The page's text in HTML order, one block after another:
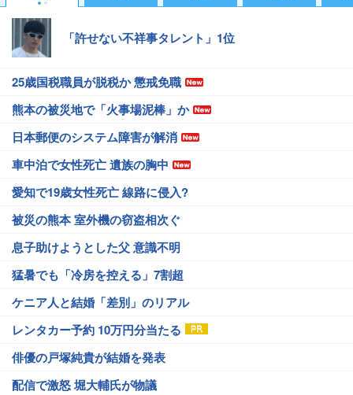
#国民健康保険
#パン
「許せない不祥事タレント」1位
25歳国税職員が脱税か 懲戒免職
熊本の被災地で「火事場泥棒」か
日本郵便のシステム障害が解消
車中泊で女性死亡 遺族の胸中
愛知で19歳女性死亡 線路に侵入?
被災の熊本 室外機の窃盗相次ぐ
息子助けようとした父 意識不明
猛暑でも「冷房を控える」7割超
ケニア人と結婚「差別」のリアル
レンタカー予約 10万円分当たる
俳優の戸塚純貴が結婚を発表
配信で激怒 堀大輔氏が物議